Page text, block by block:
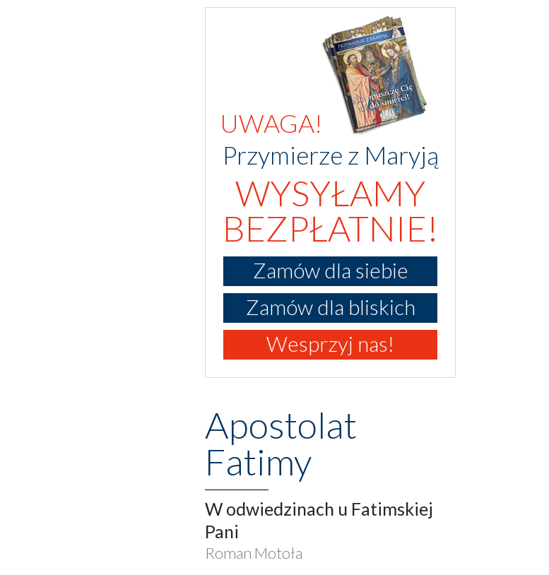
UWAGA!
Przymierze z Maryją
WYSYŁAMY
BEZPŁATNIE!
Zamów dla siebie
Zamów dla bliskich
Wesprzyj nas!
Apostolat
Fatimy
W odwiedzinach u Fatimskiej
Pani
Roman Motoła